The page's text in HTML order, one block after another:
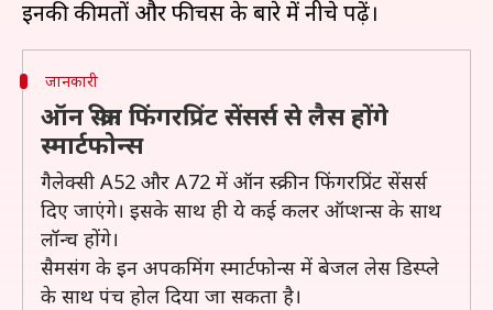
जानकारी
ऑन स्क्रीन फिंगरप्रिंट सेंसर्स से लैस होंगे
स्मार्टफोन्स
गैलेक्सी A52 और A72 में ऑन स्क्रीन फिंगरप्रिंट सेंसर्स
दिए जाएंगे। इसके साथ ही ये कई कलर ऑप्शन्स के साथ
लॉन्च होंगे।
सैमसंग के इन अपकमिंग स्मार्टफोन्स में बेजल लेस डिस्प्ले
के साथ पंच होल दिया जा सकता है।